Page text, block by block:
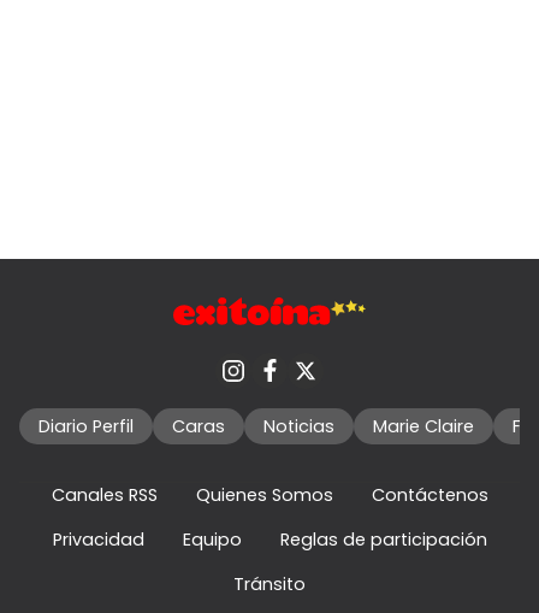
Diario Perfil Caras Noticias Marie Claire
Canales RSS Quienes Somos
Contáctenos
Privacidad
Equipo
Reglas de participación
Tránsito